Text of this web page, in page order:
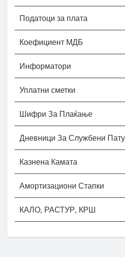
Податоци за плата
Коефициент МДБ
Информатори
Уплатни сметки
Шифри За Плаќање
Дневници За Службени
Казнена Камата
Амортизациони Стапки
КАЛО, РАСТУР, КРШ